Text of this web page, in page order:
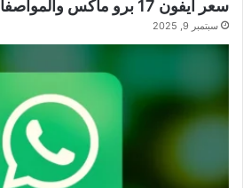
سعر آيفون 17 برو ماكس والمواصفات الرسمية
سبتمبر 9, 2025